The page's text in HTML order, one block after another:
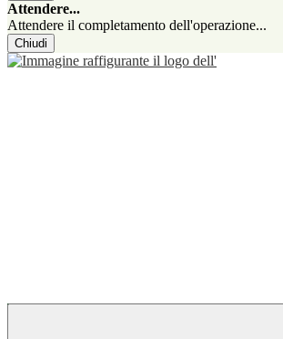
Attendere...
Attendere il completamento dell'operazione...
Chiudi